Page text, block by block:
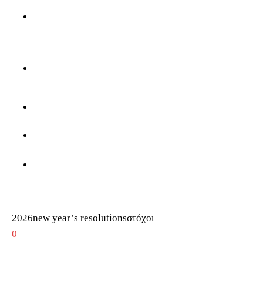
2026new year’s resolutionsστόχοι
0